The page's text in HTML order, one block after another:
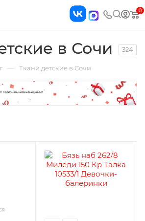
0
в Сочи 324
— Ткани детские в Сочи